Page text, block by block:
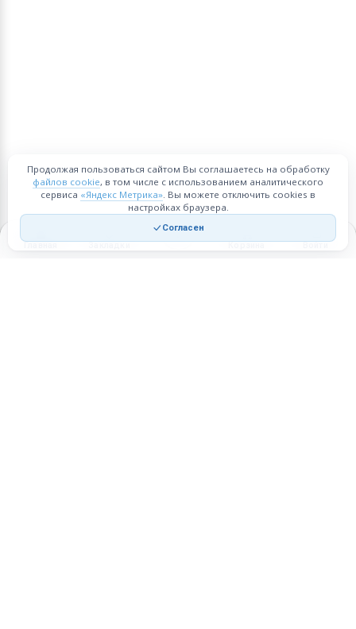
Главная Закладки Корзина Войти
Продолжая пользоваться сайтом Вы соглашаетесь на обработку
файлов cookie, в том числе с использованием аналитического
сервиса «Яндекс Метрика». Вы можете отключить cookies в
настройках браузера.
Согласен